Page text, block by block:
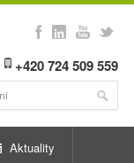
+420 724 509 559
Aktuality